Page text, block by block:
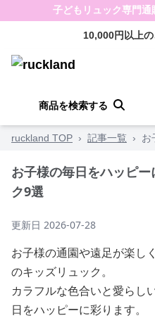
子どもリュック専門
10,000円以上
商品を検索する
ruckland TOP › 記事一覧 › お
お子様の毎日をハッピ
ク9選
更新日 2026-07-28
お子様の通園や遠足が楽し
のキッズリュック。
カラフルな色合いと愛らし
日をハッピーに彩ります。